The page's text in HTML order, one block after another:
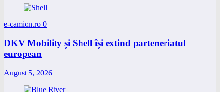
e-camion.ro 0
DKV Mobility și Shell își extind parteneriatul
european
August 5, 2026